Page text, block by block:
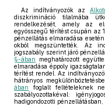
Az indítványozók az
diszkrimináció tilalmába
rendelkezését, amely az
egyösszegű térítést csupán az
pénzellátás elmaradása
okból megszüntették. Az
jogszabály szerint járó
§-ában meghatározott
elmaradása éppoly
térítést rendel. Az
hátrányos
ában foglalt feltételeknek
szabályozottakéval:
hadigondozotti